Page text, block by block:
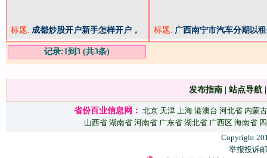
标题: 成都炒股开户新手怎样开户，
证券公司***可以做到多少？万
一
标题: 广西南宁市汽车分期以
不限户籍当天提车
记录:1到3 (共3条)
发布指南 站点导航
省份百业信息网： 北京 天津 上海 港澳台 河北省 内蒙古
山西省 湖南省 河南省 广东省 湖北省 广西区 海南省
Copyright
举报投诉